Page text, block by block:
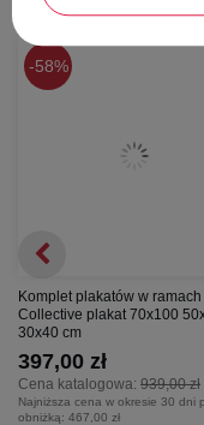
30 x 20 x 13 cm
Uwaga:
Ze względu na
materiałów, mogą
wymiarach. To cecha
58%
Komplet plakatów w
Collective plakat 70x100
30x40 cm
Cena katalogowa: 939,00 zł
397,00 zł
Najniższa cena w okresie 30 dni
obniżką: 467,00 zł